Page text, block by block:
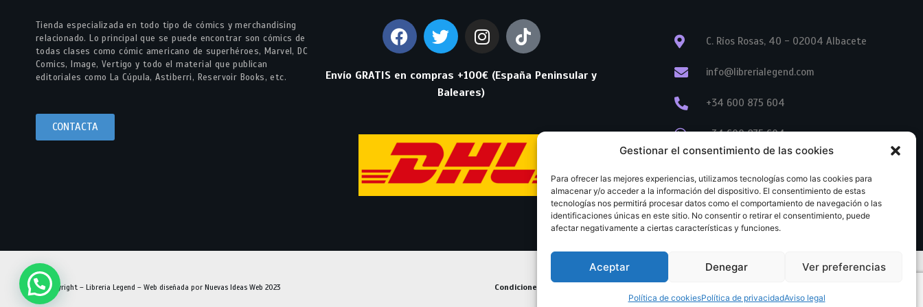
Gestionar el consentimiento de las cookies
Para ofrecer las mejores experiencias, utilizamos tecnologías como las cookies para
almacenar y/o acceder a la información del dispositivo. El consentimiento de estas
tecnologías nos permitirá procesar datos como el comportamiento de navegación o las
identificaciones únicas en este sitio. No consentir o retirar el consentimiento, puede
afectar negativamente a ciertas características y funciones.
Aceptar Denegar Ver preferencias
Política de cookiesPolítica de privacidadAviso legal
Tienda especializada en todo tipo de cómics y merchandising
relacionado. Lo principal que se puede encontrar son cómics de
todas clases como cómic americano de superhéroes, Marvel, DC
Comics, Image, Vertigo y todo el material que publican
editoriales como La Cúpula, Astiberri, Reservoir Books, etc.
CONTACTA
Envío GRATIS en compras +100€ (España Peninsular y
Baleares)
C. Ríos Rosas, 40 - 02004 Albacete
info@librerialegend.com
+34 600 875 604
+34 600 875 604
© Copyright – Libreria Legend – Web diseñada por Nuevas Ideas Web 2023 Condiciones Generales de Contratación